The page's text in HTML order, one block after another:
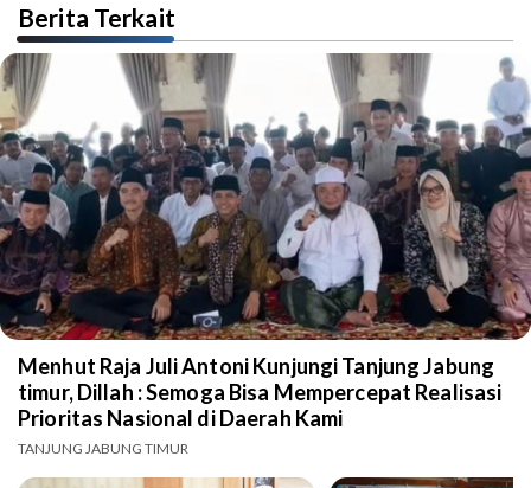
Berita Terkait
Menhut Raja Juli Antoni Kunjungi Tanjung Jabung
timur, Dillah : Semoga Bisa Mempercepat Realisasi
Prioritas Nasional di Daerah Kami
TANJUNG JABUNG TIMUR